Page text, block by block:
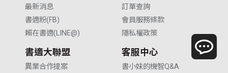
最新消息
書適粉(FB)
賴在書適(LINE@)
訂單查詢
會員服務條款
隱私權政策
書適大聯盟
異業合作提案
客服中心
書小妹的機智Q&A